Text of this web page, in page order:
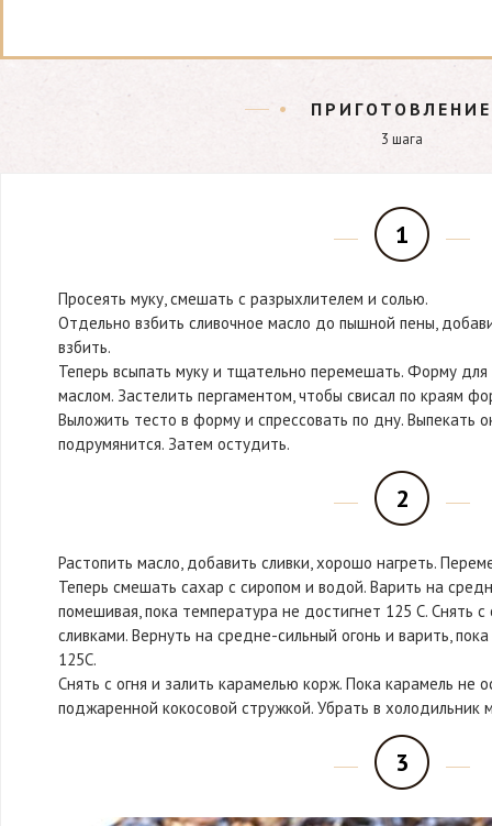
ПРИГОТОВЛЕНИЕ
3 шага
1
Просеять муку, смешать с разрыхлителем и солью.
Отдельно взбить сливочное масло до пышной пены,
взбить.
Теперь всыпать муку и тщательно перемешать. Форму для
маслом. Застелить пергаментом, чтобы свисал по краям
Выложить тесто в форму и спрессовать по дну. Выпекать
подрумянится. Затем остудить.
2
Растопить масло, добавить сливки, хорошо нагреть.
Теперь смешать сахар с сиропом и водой. Варить на
помешивая, пока температура не достигнет 125 С. Снять
сливками. Вернуть на средне-сильный огонь и варить,
125С.
Снять с огня и залить карамелью корж. Пока карамель не
поджаренной кокосовой стружкой. Убрать в холодильник
3